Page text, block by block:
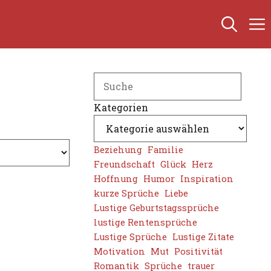
Kategorien
Beziehung Familie
Freundschaft Glück Herz
Hoffnung Humor Inspiration
kurze Sprüche Liebe
Lustige Geburtstagssprüche
lustige Rentensprüche
Lustige Sprüche Lustige Zitate
Motivation Mut Positivität
Romantik Sprüche trauer